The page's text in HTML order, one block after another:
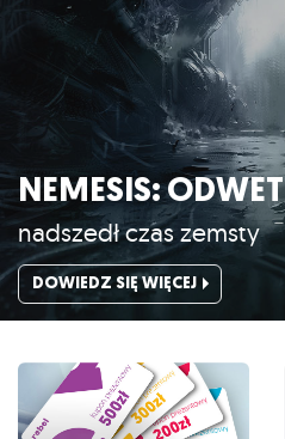
NEMESIS: ODWET
nadszedł czas zemsty
DOWIEDZ SIĘ WIĘCEJ